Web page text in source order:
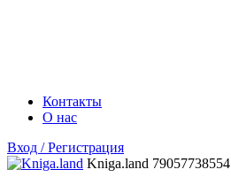
Контакты
О нас
Вход / Регистрация
Kniga.land 79057738554